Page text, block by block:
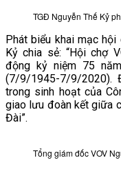
VĂN BẢN
THƯ VIỆN
TGĐ Nguyễn Thế Kỷ
Phát biểu khai mạc hội
Kỷ chia sẻ: “Hội chợ
động kỷ niệm 75
(7/9/1945-7/9/2020).
trong sinh hoạt của
giao lưu đoàn kết giữa
Đài”.
Tổng giám đốc VOV